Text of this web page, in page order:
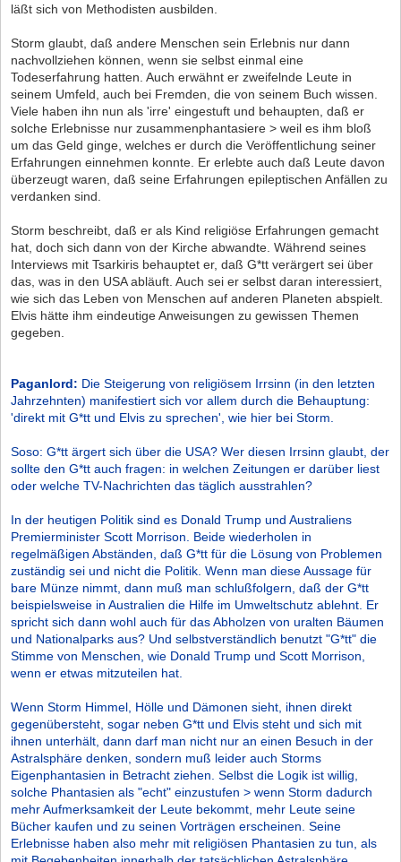
läßt sich von Methodisten ausbilden.
Storm glaubt, daß andere Menschen sein Erlebnis nur dann
nachvollziehen können, wenn sie selbst einmal eine
Todeserfahrung hatten. Auch erwähnt er zweifelnde Leute in
seinem Umfeld, auch bei Fremden, die von seinem Buch wissen.
Viele haben ihn nun als 'irre' eingestuft und behaupten, daß er
solche Erlebnisse nur zusammenphantasiere > weil es ihm bloß
um das Geld ginge, welches er durch die Veröffentlichung seiner
Erfahrungen einnehmen konnte. Er erlebte auch daß Leute davon
überzeugt waren, daß seine Erfahrungen epileptischen Anfällen zu
verdanken sind.
Storm beschreibt, daß er als Kind religiöse Erfahrungen gemacht
hat, doch sich dann von der Kirche abwandte. Während seines
Interviews mit Tsarkiris behauptet er, daß G*tt verärgert sei über
das, was in den USA abläuft. Auch sei er selbst daran interessiert,
wie sich das Leben von Menschen auf anderen Planeten abspielt.
Elvis hätte ihm eindeutige Anweisungen zu gewissen Themen
gegeben.
Paganlord: Die Steigerung von religiösem Irrsinn (in den letzten
Jahrzehnten) manifestiert sich vor allem durch die Behauptung:
'direkt mit G*tt und Elvis zu sprechen', wie hier bei Storm.
Soso: G*tt ärgert sich über die USA? Wer diesen Irrsinn glaubt, der
sollte den G*tt auch fragen: in welchen Zeitungen er darüber liest
oder welche TV-Nachrichten das täglich ausstrahlen?
In der heutigen Politik sind es Donald Trump und Australiens
Premierminister Scott Morrison. Beide wiederholen in
regelmäßigen Abständen, daß G*tt für die Lösung von Problemen
zuständig sei und nicht die Politik. Wenn man diese Aussage für
bare Münze nimmt, dann muß man schlußfolgern, daß der G*tt
beispielsweise in Australien die Hilfe im Umweltschutz ablehnt. Er
spricht sich dann wohl auch für das Abholzen von uralten Bäumen
und Nationalparks aus? Und selbstverständlich benutzt "G*tt" die
Stimme von Menschen, wie Donald Trump und Scott Morrison,
wenn er etwas mitzuteilen hat.
Wenn Storm Himmel, Hölle und Dämonen sieht, ihnen direkt
gegenübersteht, sogar neben G*tt und Elvis steht und sich mit
ihnen unterhält, dann darf man nicht nur an einen Besuch in der
Astralsphäre denken, sondern muß leider auch Storms
Eigenphantasien in Betracht ziehen. Selbst die Logik ist willig,
solche Phantasien als "echt" einzustufen > wenn Storm dadurch
mehr Aufmerksamkeit der Leute bekommt, mehr Leute seine
Bücher kaufen und zu seinen Vorträgen erscheinen. Seine
Erlebnisse haben also mehr mit religiösen Phantasien zu tun, als